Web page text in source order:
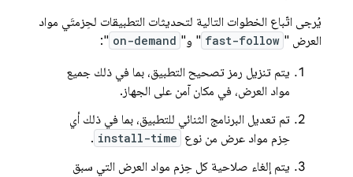
يُرجى اتّباع الخطوات التالية لتحديثات التطبيقات لحِزمتَي مواد
العرض " fast-follow " و" on-demand
":
يتم تنزيل رمز تصحيح التطبيق، بما في ذلك جميع
مواد العرض، في مكان آمن على الجهاز.
تم تعديل البرنامج الثنائي للتطبيق، بما في ذلك أي
حِزم مواد عرض من نوع install-time
.
يتم إلغاء صلاحية كل حِزم مواد العرض التي سبق